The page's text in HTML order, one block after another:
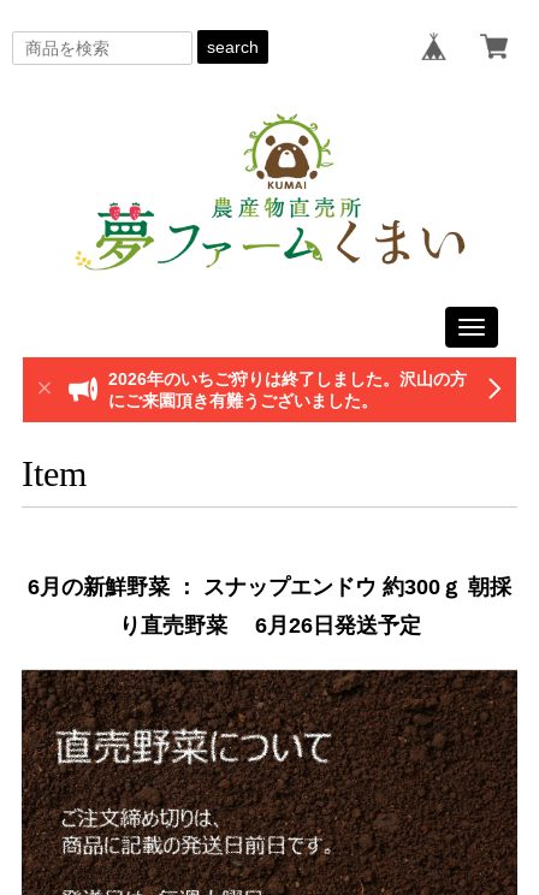
search
Toggle
2026年のいちご狩りは終了しました。沢山の方
にご来園頂き有難うございました。
Item
6月の新鮮野菜 ： スナップエンドウ 約300ｇ 朝採
り直売野菜 6月26日発送予定